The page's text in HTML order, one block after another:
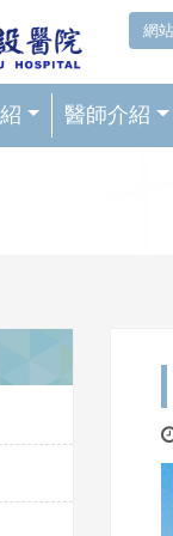
網
醫師介紹